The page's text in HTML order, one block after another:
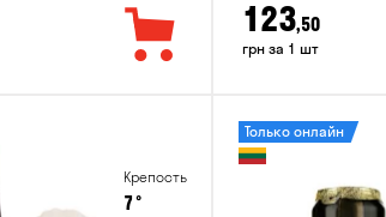
123,50
грн за 1 шт
Крепость
7°
Только онлайн